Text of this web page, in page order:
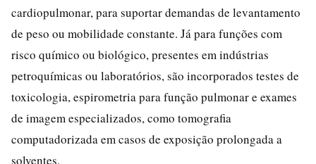
cardiopulmonar, para suportar demandas de levantamento
de peso ou mobilidade constante. Já para funções com
risco químico ou biológico, presentes em indústrias
petroquímicas ou laboratórios, são incorporados testes de
toxicologia, espirometria para função pulmonar e exames
de imagem especializados, como tomografia
computadorizada em casos de exposição prolongada a
solventes.